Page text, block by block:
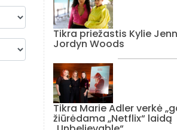
Tikra priežastis Kylie
Jordyn Woods
Tikra Marie Adler verkė
žiūrėdama „Netflix“ laidą